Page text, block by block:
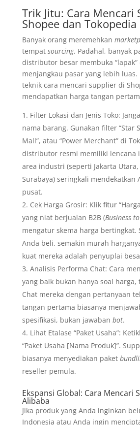
Trik Jitu: Cara Mencari
Shopee dan Tokopedia
Banyak orang meremehkan
tempat sourcing. Padahal, banyak
distributor besar membuka
menjangkau pasar yang lebih
teknik cara mencari supplier di
mendapatkan harga tangan
Filter Lokasi dan Jenis Toko:
nama barang. Gunakan filter “Star
Mall”, atau “Power Merchant” di
distributor resmi memiliki lencana
area industri (seperti Jakarta
Surabaya) seringkali mendekatkan
pusat.
Cek Harga Grosir: Klik fitur
yang niat berjualan B2B (Business
mengatur skema harga bertingkat.
Anda beli, semakin murah
kuat mereka adalah penyuplai
Analisis Performa Chat: Cara
yang baik bukan hanya soal harga,
Chat mereka dengan pertanyaan
tangan pertama biasanya
spesifikasi, bukan jawaban bot.
Lihat Etalase “Paket Usaha”:
“Paket Usaha [Nama Produk]”.
biasanya menyediakan paket
reseller pemula.
Ekspansi Global: Cara Mencari
Alibaba
Jika produk yang Anda inginkan
Indonesia atau Anda ingin